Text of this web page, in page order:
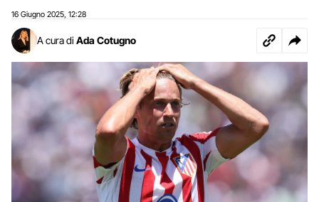
16 Giugno 2025 12:28
A cura di Ada Cotugno